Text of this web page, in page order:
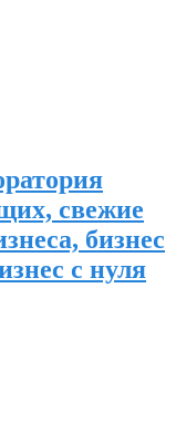
свежие
бизнес
с нуля